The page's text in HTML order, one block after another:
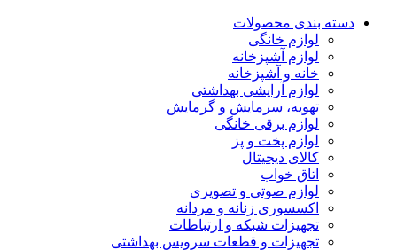
دسته بندی محصولات
لوازم خانگی
لوازم آشپزخانه
خانه و آشپزخانه
لوازم آرایشی بهداشتی
تهویه، سرمایش و گرمایش
لوازم برقی خانگی
لوازم پخت و پز
کالای دیجیتال
اتاق خواب
لوازم صوتی و تصویری
اکسسوری زنانه و مردانه
تجهیزات شبکه و ارتباطات
تجهیزات و قطعات سرویس بهداشتی